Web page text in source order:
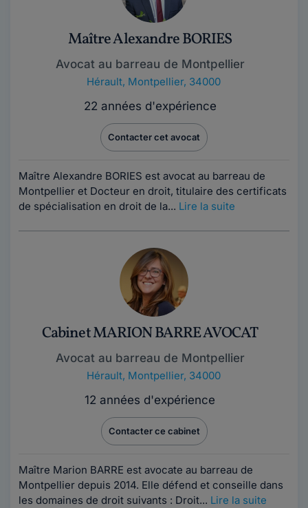
Maître Alexandre BORIES
Avocat au barreau de Montpellier
Hérault, Montpellier, 34000
22 années d'expérience
Contacter cet avocat
Maître Alexandre BORIES est avocat au barreau de
Montpellier et Docteur en droit, titulaire des certificats
de spécialisation en droit de la... Lire la suite
Cabinet MARION BARRE AVOCAT
Avocat au barreau de Montpellier
Hérault, Montpellier, 34000
12 années d'expérience
Contacter ce cabinet
Maître Marion BARRE est avocate au barreau de
Montpellier depuis 2014. Elle défend et conseille dans
les domaines de droit suivants : Droit... Lire la suite